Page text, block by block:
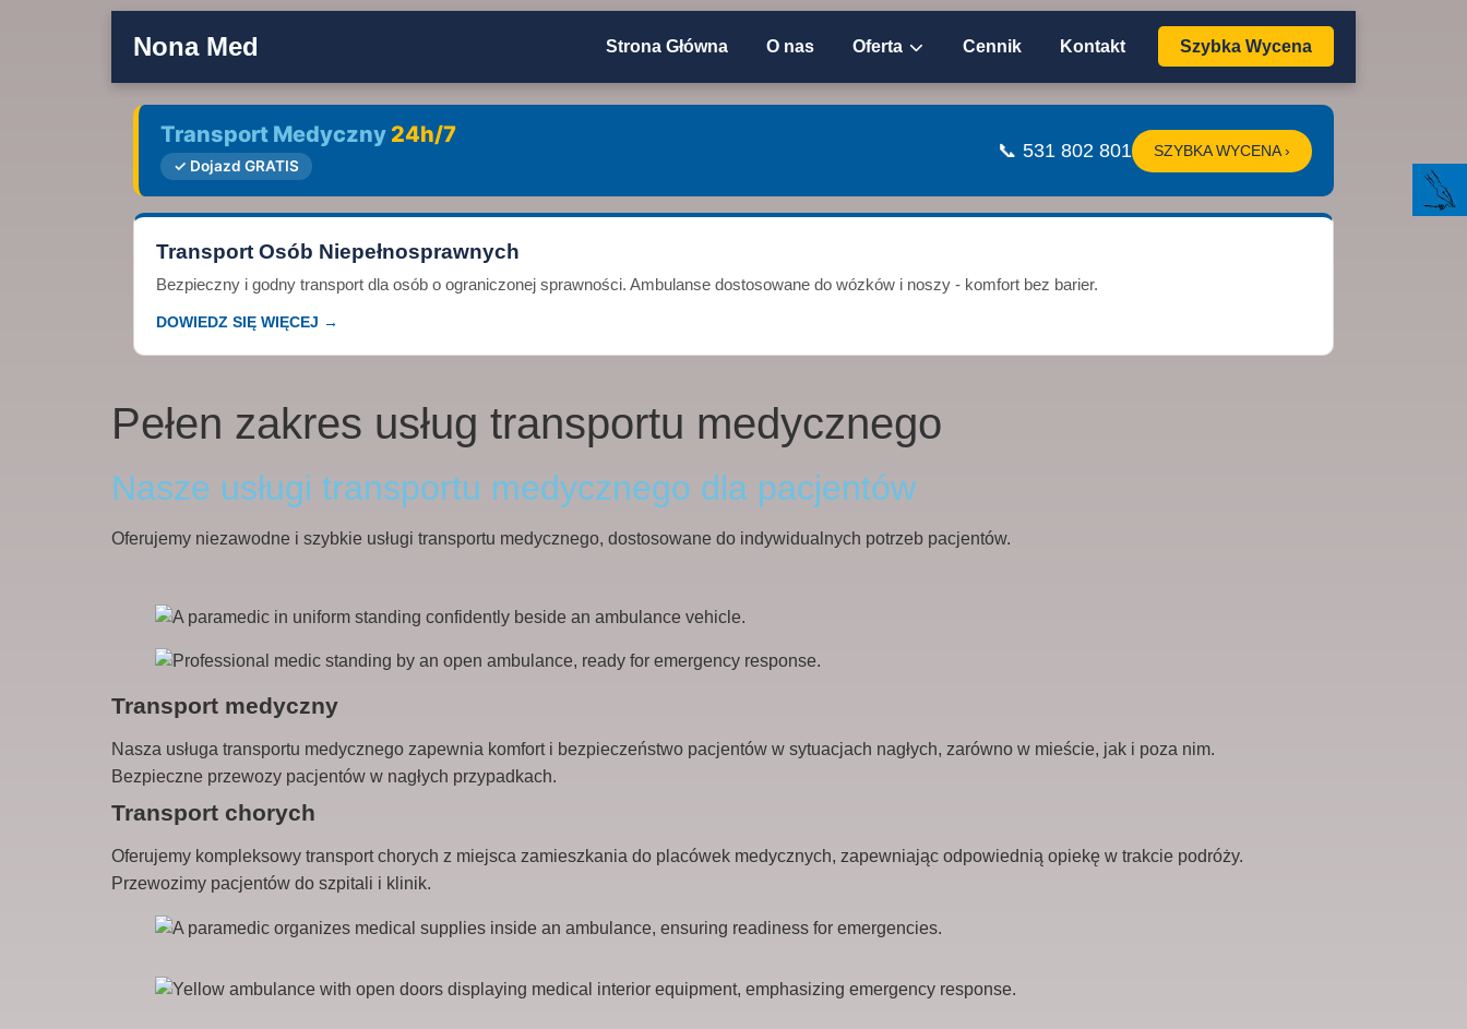
Nona Med Strona Główna O nas Oferta Cennik Kontakt Szybka Wycena
Transport Medyczny 24h/7
✓ Dojazd GRATIS
📞 531 802 801 SZYBKA WYCENA ›
Transport Osób Niepełnosprawnych
Bezpieczny i godny transport dla osób o ograniczonej sprawności. Ambulanse dostosowane do wózków i noszy - komfort bez barier.
DOWIEDZ SIĘ WIĘCEJ →
Pełen zakres usług transportu medycznego
Nasze usługi transportu medycznego dla pacjentów
Oferujemy niezawodne i szybkie usługi transportu medycznego, dostosowane do indywidualnych potrzeb pacjentów.
Transport medyczny
Nasza usługa transportu medycznego zapewnia komfort i bezpieczeństwo pacjentów w sytuacjach nagłych, zarówno w mieście, jak i poza nim.
Bezpieczne przewozy pacjentów w nagłych przypadkach.
Transport chorych
Oferujemy kompleksowy transport chorych z miejsca zamieszkania do placówek medycznych, zapewniając odpowiednią opiekę w trakcie podróży.
Przewozimy pacjentów do szpitali i klinik.